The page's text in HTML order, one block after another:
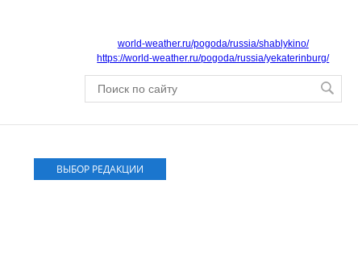
world-weather.ru/pogoda/russia/shablykino/
https://world-weather.ru/pogoda/russia/yekaterinburg/
ВЫБОР РЕДАКЦИИ